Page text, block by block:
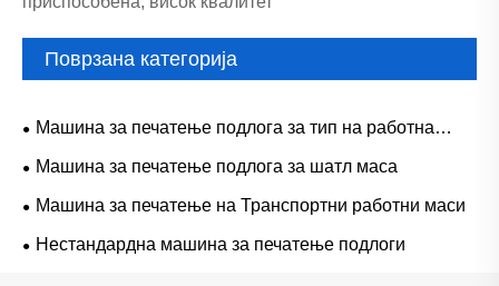
Поврзана категорија
Машина за печатење подлога за тип на работна
површина
Машина за печатење подлога за шатл маса
Машина за печатење на Транспортни работни маси
Нестандардна машина за печатење подлоги